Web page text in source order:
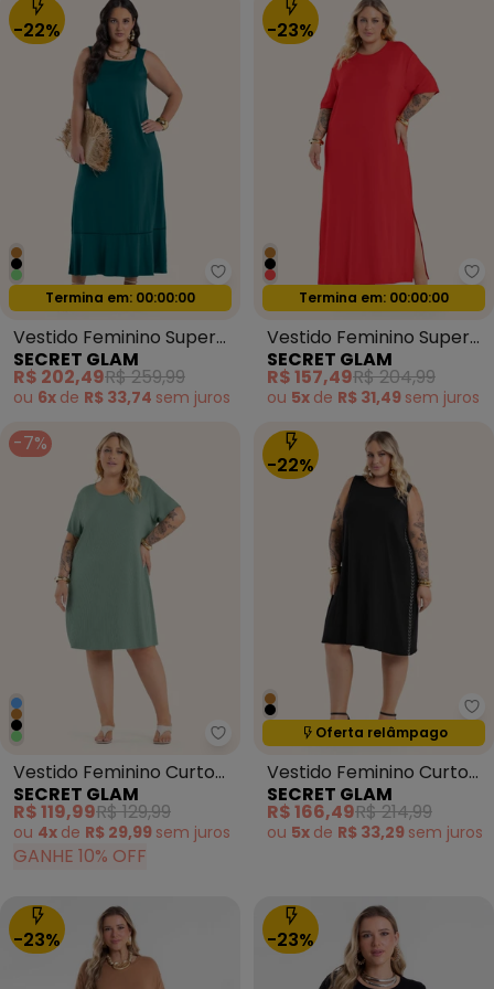
-22%
Secret Glam - Vestido
Oferta relâmpago
Termina em: 00:00:00
Vestido Feminino Super
Midi Viscose Verde
SECRET GLAM
R$ 202,49R$ 259,99
ou 6x de R$ 33,74 sem juros
-23%
Oferta relâmpago
Termina em: 00:00:00
Vestido Feminino Super
Midi Molecotton
Vermelho
SECRET GLAM
R$ 157,49R$ 204,99
ou 5x de R$ 31,49 sem juros
-7%
Secret Glam - Vestido
Vestido Feminino Curto
Canelado Plus Size Verde
SECRET GLAM
R$ 119,99R$ 129,99
ou 4x de R$ 29,99 sem juros
GANHE 10% OFF
-22%
Oferta relâmpago
Termina em:00:00:00
Vestido Feminino Curto
com Retilinea Preto
SECRET GLAM
R$ 166,49R$ 214,99
ou 5x de R$ 33,29 sem juros
-23% -23%